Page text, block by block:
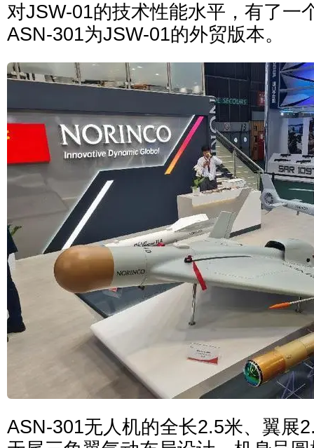
对JSW-01的技术性能水平，有了一
ASN-301为JSW-01的外贸版本。
ASN-301无人机的全长2.5米、翼展